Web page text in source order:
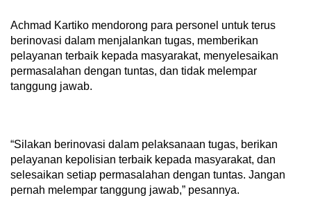
Achmad Kartiko mendorong para personel untuk terus
berinovasi dalam menjalankan tugas, memberikan
pelayanan terbaik kepada masyarakat, menyelesaikan
permasalahan dengan tuntas, dan tidak melempar
tanggung jawab.
“Silakan berinovasi dalam pelaksanaan tugas, berikan
pelayanan kepolisian terbaik kepada masyarakat, dan
selesaikan setiap permasalahan dengan tuntas. Jangan
pernah melempar tanggung jawab,” pesannya.